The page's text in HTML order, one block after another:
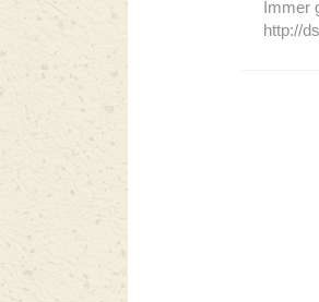
Immer
http://